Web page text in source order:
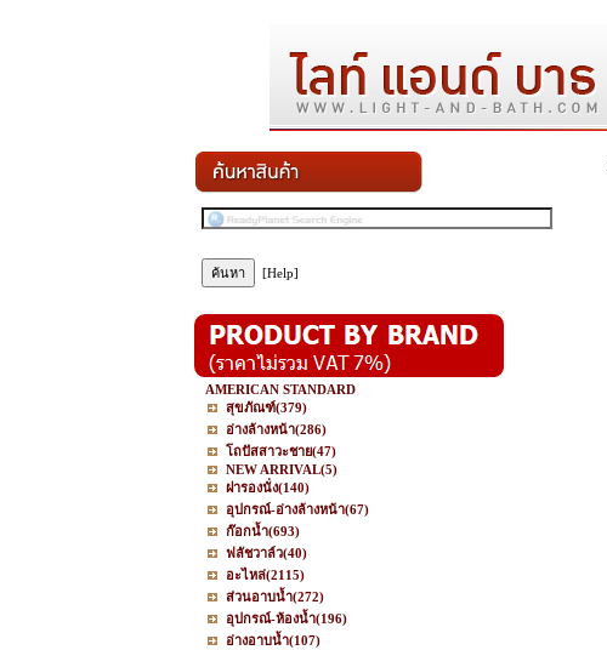
[Help]
AMERICAN STANDARD
สุขภัณฑ์(379)
อ่างล้างหน้า(286)
โถปัสสาวะชาย(47)
NEW ARRIVAL(5)
ฝารองนั่ง(140)
อุปกรณ์-อ่างล้างหน้า(67)
ก๊อกน้ำ(693)
ฟลัชวาล์ว(40)
อะไหล่(2115)
ส่วนอาบน้ำ(272)
อุปกรณ์-ห้องน้ำ(196)
อ่างอาบน้ำ(107)